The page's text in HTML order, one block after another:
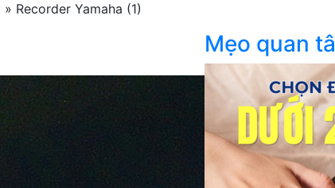
» Recorder Yamaha (1)
Mẹo quan